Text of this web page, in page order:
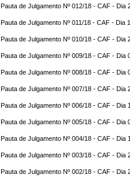
Pauta de Julgamento Nº 012/18 - CAF - Dia
Pauta de Julgamento Nº 011/18 - CAF - Dia
Pauta de Julgamento Nº 010/18 - CAF - Dia
Pauta de Julgamento Nº 009/18 - CAF - Dia
Pauta de Julgamento Nº 008/18 - CAF - Dia
Pauta de Julgamento Nº 007/18 - CAF - Dia
Pauta de Julgamento Nº 006/18 - CAF - Dia
Pauta de Julgamento Nº 005/18 - CAF - Dia
Pauta de Julgamento Nº 004/18 - CAF - Dia
Pauta de Julgamento Nº 003/18 - CAF - Dia
Pauta de Julgamento Nº 002/18 - CAF - Dia